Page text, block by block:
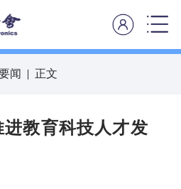
闻 正文
教育科技人才发